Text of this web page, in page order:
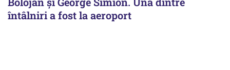
întâlniri a fost la aeroport